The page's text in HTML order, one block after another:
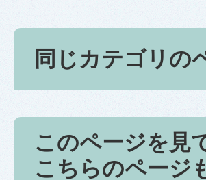
同じカテゴリの
このページを見
こちらのページ